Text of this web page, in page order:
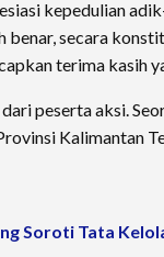
kepedulian
benar, secara
terima kasih
peserta aksi.
Kalimantan
Soroti Tata